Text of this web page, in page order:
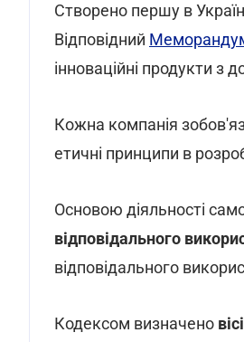
Створено першу в
Відповідний
інноваційні продукти з
Кожна компанія
етичні принципи в
Основою діяльності
відповідального
відповідального
Кодексом визначено